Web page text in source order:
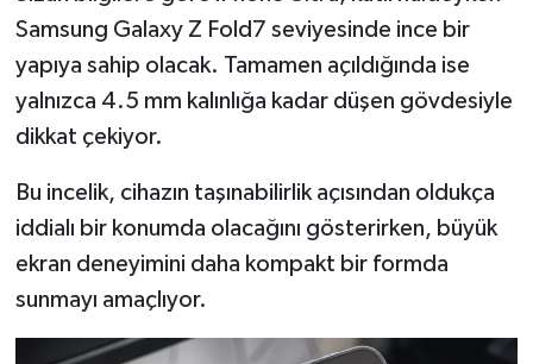
Samsung Galaxy Z Fold7 seviyesinde ince bir
yapıya sahip olacak. Tamamen açıldığında ise
yalnızca 4.5 mm kalınlığa kadar düşen gövdesiyle
dikkat çekiyor.
Bu incelik, cihazın taşınabilirlik açısından oldukça
iddialı bir konumda olacağını gösterirken, büyük
ekran deneyimini daha kompakt bir formda
sunmayı amaçlıyor.